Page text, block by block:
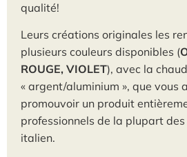
qualité!
Leurs créations originales les
plusieurs couleurs disponibles (
ROUGE, VIOLET), avec la
« argent/aluminium », que vous
promouvoir un produit
professionnels de la plupart
italien.